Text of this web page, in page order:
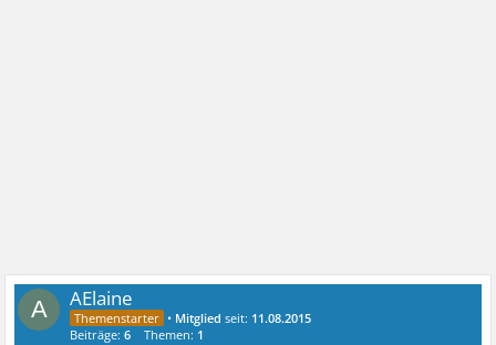
A AElaine
• Mitglied seit: 11.08.2015
Beiträge:6 Themen: 1